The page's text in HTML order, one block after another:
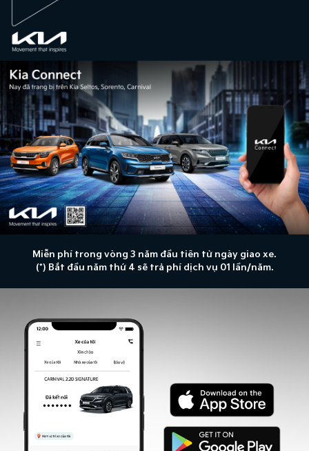
Miễn phí trong vòng 3 năm đầu tiên từ ngày giao xe.
(*) Bắt đầu năm thứ 4 sẽ trả phí dịch vụ 01 lần/năm.